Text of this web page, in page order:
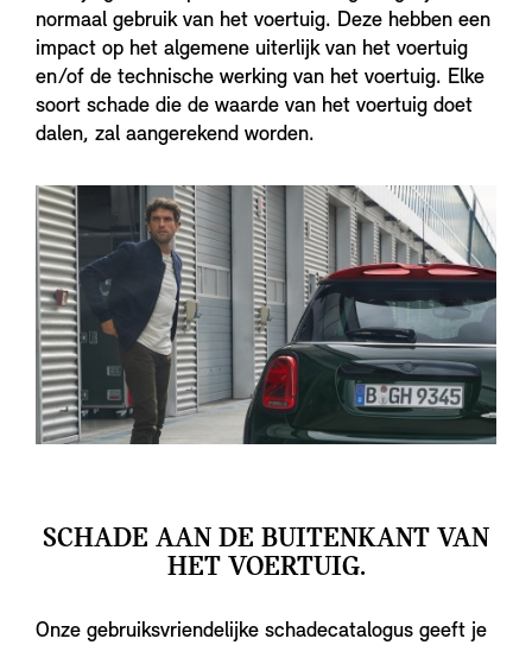
normaal gebruik van het voertuig. Deze hebben een
impact op het algemene uiterlijk van het voertuig
en/of de technische werking van het voertuig. Elke
soort schade die de waarde van het voertuig doet
dalen, zal aangerekend worden.
SCHADE AAN DE BUITENKANT VAN
HET VOERTUIG.
Onze gebruiksvriendelijke schadecatalogus geeft je